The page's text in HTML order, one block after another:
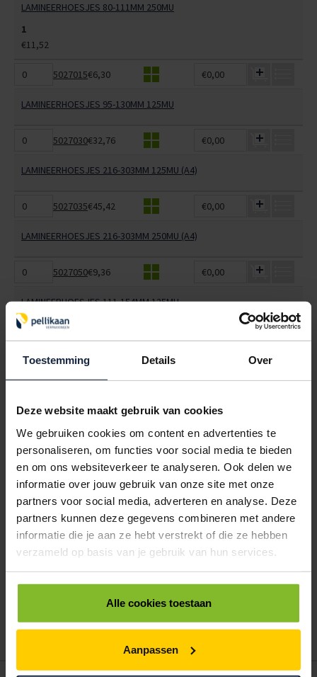
Toestemming Details Over
Deze website maakt gebruik van cookies
We gebruiken cookies om content en advertenties te
personaliseren, om functies voor social media te bieden
en om ons websiteverkeer te analyseren. Ook delen we
informatie over jouw gebruik van onze site met onze
partners voor social media, adverteren en analyse. Deze
partners kunnen deze gegevens combineren met andere
informatie die je aan ze hebt verstrekt of die ze hebben
verzameld op basis van je gebruik van hun services.
Alle cookies toestaan
Aanpassen
LAMINEERHOESJES 80-111MM 250MU
1
€11,52
5027015€6,30 €0,00
LAMINEERHOESJES 95-130MM 125MU
5027030€32,76 €0,00
LAMINEERHOESJES 216-303MM 125MU (A4)
5027035€45,42 €0,00
LAMINEERHOESJES 216-303MM 250MU (A4)
5027050€9,36 €0,00
LAMINEERHOESJES 111-154MM 125MU
5027053 €0,00
LAMINEERHOESJES 111-154MM 250MU
€17,60
5027075 €35,63 €0,00
LAMINEERHOESJES 303-432MM 125MU (A3)
ALLES BESTELLEN
Hoe werkt een bestellijst?
Wanneer u bent ingelogd, kunt u een eigen bestellijst maken.
Gebruik bestel- en offertelijsten om eenvoudig en snel producten
te bestellen. Uw bestel- en offertelijsten kunt u terugvinden in uw